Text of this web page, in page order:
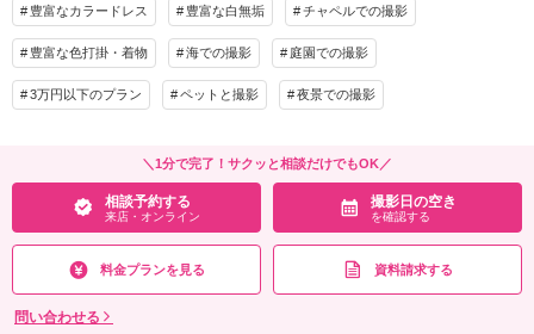
家族と撮影 家族用衣装レンタル
その他含むもの
▽無料セット▲ アルバム/スタジオ撮影/アクセサリー/コサージュ/ロングベール/ブ
相談予約する
来店・オンライン
撮影日の空き
を確認する
撮影料 新婦衣装3着 新郎衣装2着
着付け ヘアメイク
アルバム 20P データ 120カット
家族用衣装レンタル
その他含むもの
▽無料セット▲ スタジオ使用料/アテンド/刺繍襟/色小物/和傘/扇子/草履/髪飾り/ブー
ケ&ブートニア/アクセサリー/コサージュ/ベール/靴/ワイシャツ/ネクタイ ※衣装の
追加料金は発生いたしません。
相談予約する
豊富なカラードレス 豊富な白無垢 チャペルでの撮影
豊富な色打掛・着物 海での撮影 庭園での撮影
3万円以下のプラン ペットと撮影 夜景での撮影
＼1分で完了！サクッと相談だけでもOK／
相談予約する
来店・オンライン
撮影日の空き
を確認する
料金プランを見る 資料請求する
問い合わせる